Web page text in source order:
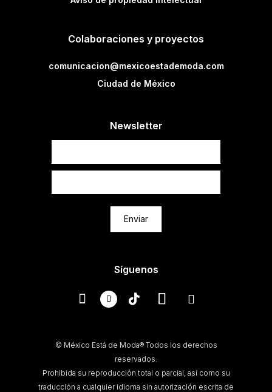
Colaboraciones y proyectos
comunicacion@mexicoestademoda.com
Ciudad de México
Newsletter
Enviar
Síguenos
© México Está de Moda® Todos los derechos
reservados.
Prohibida su reproducción total o parcial, así como su
traducción a cualquier idioma sin autorización escrita de